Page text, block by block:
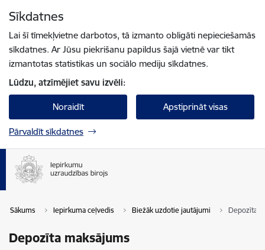
Sīkdatnes
Lai šī tīmekļvietne darbotos, tā izmanto obligāti nepieciešamās
sīkdatnes. Ar Jūsu piekrišanu papildus šajā vietnē var tikt
izmantotas statistikas un sociālo mediju sīkdatnes.
Lūdzu, atzīmējiet savu izvēli:
Noraidīt Apstiprināt visas
Pārvaldīt sīkdatnes
Sākums Iepirkuma ceļvedis Biežāk uzdotie jautājumi Depozīta
Depozīta maksājums